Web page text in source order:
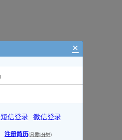
×
短信登录 微信登录
注册简历(只需1分钟)